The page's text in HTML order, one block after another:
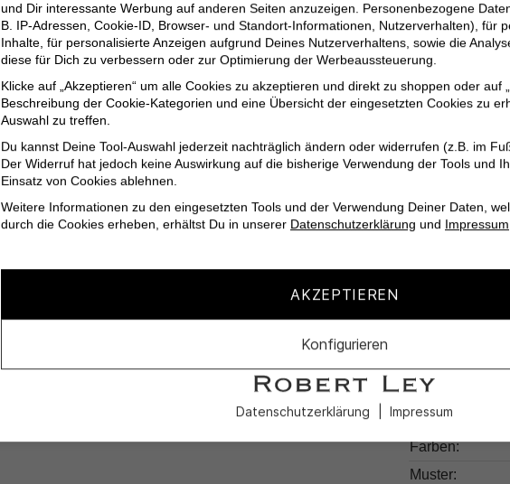
Umwelt.
Perfekte
Stylisches,
Praktische
Nachhaltig
Produktnummer:
Farben:
Muster:
und Dir interessante Werbung auf anderen Seiten anzuzeigen. Personenbezogene
B. IP-Adressen, Cookie-ID, Browser- und Standort-Informationen, Nutzerverhalten), für
Inhalte, für personalisierte Anzeigen aufgrund Deines Nutzerverhaltens, sowie die
diese für Dich zu verbessern oder zur Optimierung der Werbeaussteuerung.
Klicke auf „Akzeptieren“ um alle Cookies zu akzeptieren und direkt zu shoppen oder auf
Beschreibung der Cookie-Kategorien und eine Übersicht der eingesetzten Cookies zu
Auswahl zu treffen.
Du kannst Deine Tool-Auswahl jederzeit nachträglich ändern oder widerrufen (z.B. im
Der Widerruf hat jedoch keine Auswirkung auf die bisherige Verwendung der Tools und
Einsatz von Cookies ablehnen.
Weitere Informationen zu den eingesetzten Tools und der Verwendung Deiner Daten,
durch die Cookies erheben, erhältst Du in unserer Datenschutzerklärung und Impressum
AKZEPTIEREN
Konfigurieren
Datenschutzerklärung Impressum